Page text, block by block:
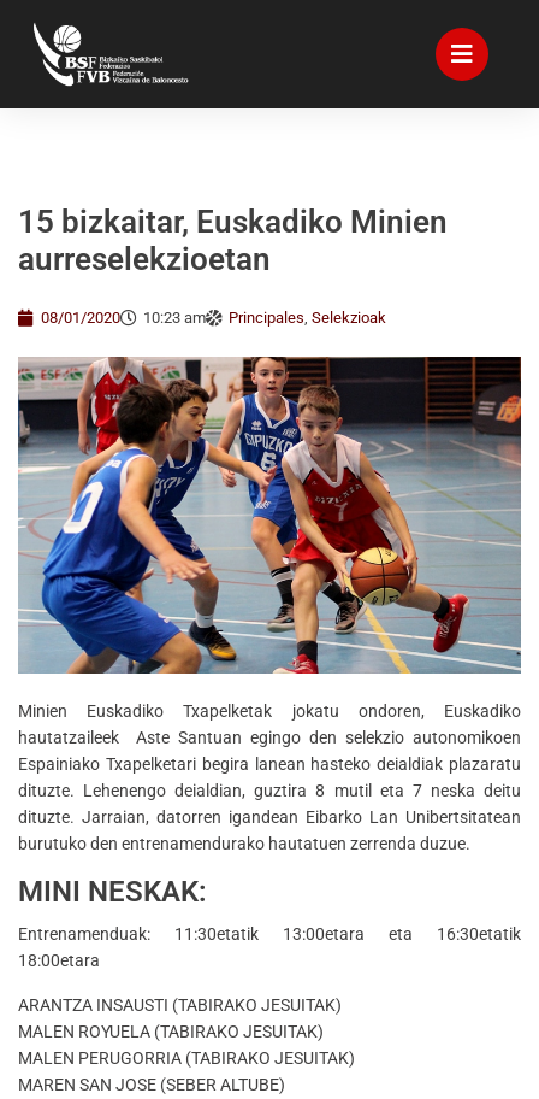
15 bizkaitar, Euskadiko Minien
aurreselekzioetan
08/01/2020 10:23 am Principales, Selekzioak
Minien Euskadiko Txapelketak jokatu ondoren, Euskadiko
hautatzaileek Aste Santuan egingo den selekzio autonomikoen
Espainiako Txapelketari begira lanean hasteko deialdiak plazaratu
dituzte. Lehenengo deialdian, guztira 8 mutil eta 7 neska deitu
dituzte. Jarraian, datorren igandean Eibarko Lan Unibertsitatean
burutuko den entrenamendurako hautatuen zerrenda duzue.
MINI NESKAK:
Entrenamenduak: 11:30etatik 13:00etara eta 16:30etatik
18:00etara
ARANTZA INSAUSTI (TABIRAKO JESUITAK)
MALEN ROYUELA (TABIRAKO JESUITAK)
MALEN PERUGORRIA (TABIRAKO JESUITAK)
MAREN SAN JOSE (SEBER ALTUBE)